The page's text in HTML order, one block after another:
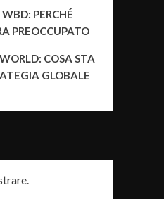
PERCHÉ
PREOCCUPATO
COSA STA
GLOBALE